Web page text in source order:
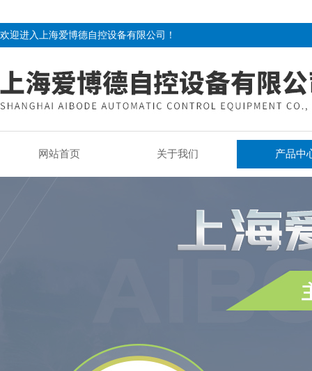
欢迎进入上海爱博德自控设备有限公司！
网站首页 关于我们 产品中